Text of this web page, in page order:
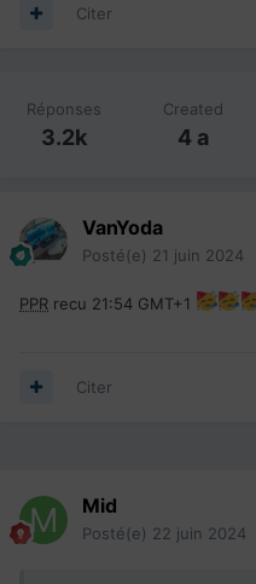
Citer
Réponses
3.2k
Created
4 a
VanYoda
Posté(e) 21 juin 2024
PPR recu 21:54 GMT+1
Citer
Mid
Posté(e) 22 juin 2024